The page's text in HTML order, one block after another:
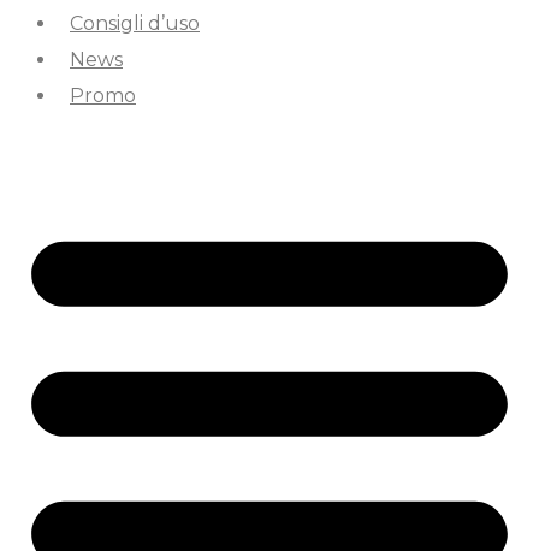
Consigli d’uso
News
Promo